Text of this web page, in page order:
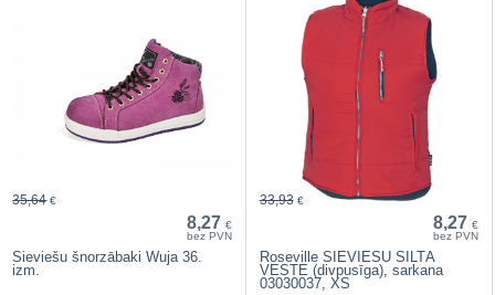
8,27 €
bez PVN
35,64 €
Sieviešu šnorzābaki Wuja 36.
izm.
8,27 €
bez PVN
33,93 €
Roseville SIEVIEŠU SILTĀ
VESTE (divpusīga), sarkana
03030037, XS